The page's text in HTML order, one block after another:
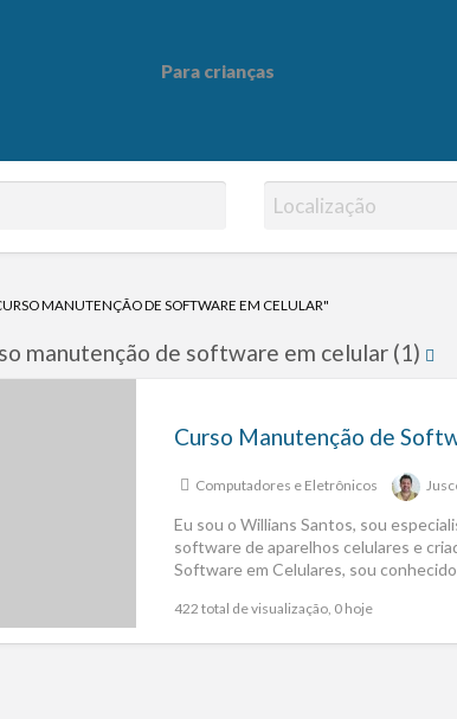
Para crianças
MANUTENÇÃO DE SOFTWARE EM CELULAR"
manutenção de software em celular (1)
Computadores e Eletrônicos
Eu sou o Willians Santos, sou
software de aparelhos celulares e
Software em Celulares, sou conhecido
422 total de visualização, 0 hoje